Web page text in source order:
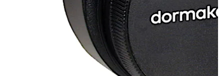
Enkel ettermonteringLåskassen er i samme format som
de fleste mekaniske låser, noe som gjør den enkel å
poster i sekvensiell rekkefølge.